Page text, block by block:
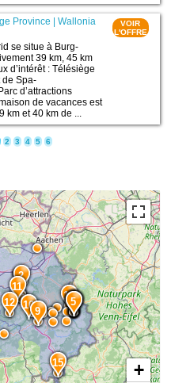
Province |Wallonia
se situe à Burg-
39 km, 45 km
d’intérêt : Télésiège
de Spa-
d’attractions
de vacances est
km et 40 km de ...
VOIR
L'OFFRE
2 3 4 5 6
15
14
13
12
11
10
9
7
6
5
2
+